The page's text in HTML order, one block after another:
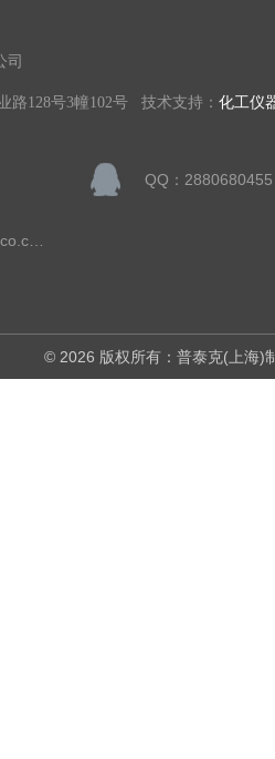
路128号3幢102号 技术支持： 化工仪
QQ：2880680455
© 2026 版权所有：普泰克(上海